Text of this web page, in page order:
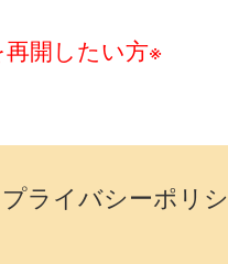
開したい方※
プライバシーポリ